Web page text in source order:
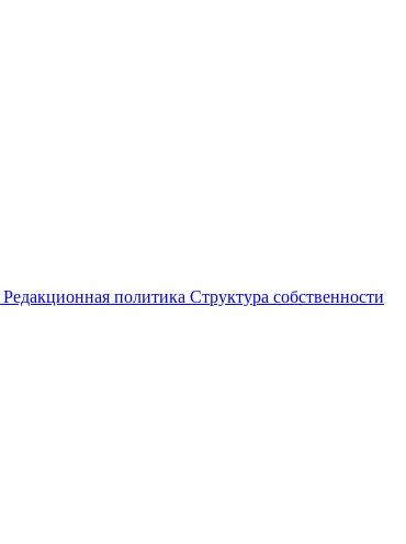
Редакционная политика Структура собственности